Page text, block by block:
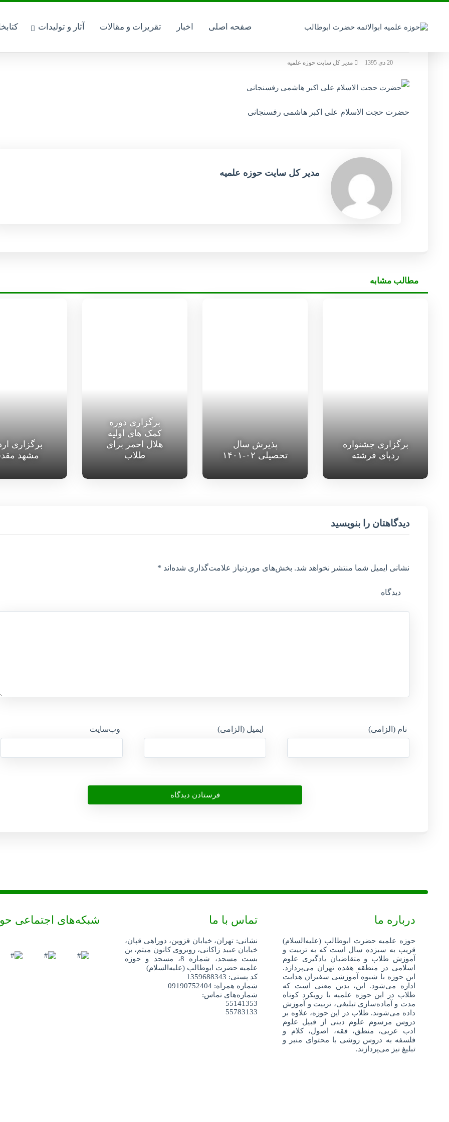
صفحه اصلی اخبار تقریرات و مقالات آثار و تولیدات
20 دی 1395 مدیر کل سایت حوزه علمیه
حضرت حجت الاسلام علی اکبر هاشمی رفسنجانی
مدیر کل سایت حوزه علمیه
مطالب مشابه
برگزاری جشنواره
ردپای فرشته
پذیرش سال
تحصیلی ۰۲-۱۴۰۱
برگزاری دوره
کمک های اولیه
هلال احمر برای
طلاب
برگزاری
مشهد
دیدگاهتان را بنویسید
نشانی ایمیل شما منتشر نخواهد شد. بخش‌های موردنیاز علامت‌گذاری شده‌اند *
دیدگاه
نام (الزامی) ایمیل (الزامی) وب‌سایت
درباره ما
حوزه علمیه حضرت ابوطالب (علیه‌السلام)
قریب به سیزده سال است که به تربیت و
آموزش طلاب و متقاضیان یادگیری علوم
اسلامی در منطقه هفده تهران می‌پردازد.
این حوزه با شیوه آموزشی سفیران هدایت
اداره می‌شود. این، بدین معنی است که
طلاب در این حوزه علمیه با رویکرد کوتاه
مدت و آماده‌سازی تبلیغی، تربیت و آموزش
داده می‌شوند. طلاب در این حوزه، علاوه بر
دروس مرسوم علوم دینی از قبیل علوم
ادب عربی، منطق، فقه، اصول، کلام و
فلسفه به دروس روشی با محتوای منبر و
تبلیغ نیز می‌پردازند.
تماس با ما
نشانی: تهران، خیابان قزوین، دوراهی قپان،
خیابان عبید زاکانی، روبروی کانون میثم، بن
بست مسجد، شماره 8، مسجد و حوزه
علمیه حضرت ابوطالب (علیه‌السلام)
کد پستی: 1359688343
شماره همراه: 09190752404
شماره‌های تماس:
55141353
55783133
شبکه‌های اجتماعی